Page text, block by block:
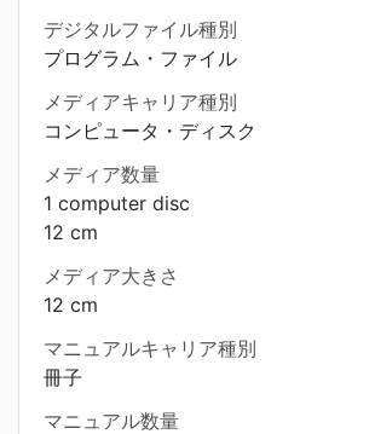
デジタルファイル種別
プログラム・ファイル
メディアキャリア種別
コンピュータ・ディスク
メディア数量
1 computer disc
12 cm
メディア大きさ
12 cm
マニュアルキャリア種別
冊子
マニュアル数量